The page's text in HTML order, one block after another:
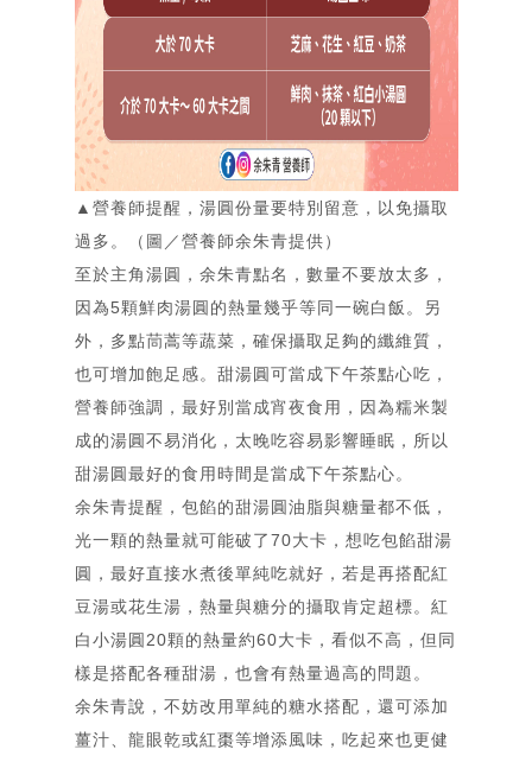
關「余」
部落格
相簿
Gallery
簡歷
Resume
合作洽談
Contact
▲營養師提醒，湯圓份量要特別留意，以免攝取
過多。（圖／營養師余朱青提供）
至於主角湯圓，余朱青點名，數量不要放太多，
因為5顆鮮肉湯圓的熱量幾乎等同一碗白飯。另
外，多點茼蒿等蔬菜，確保攝取足夠的纖維質，
也可增加飽足感。甜湯圓可當成下午茶點心吃，
營養師強調，最好別當成宵夜食用，因為糯米製
成的湯圓不易消化，太晚吃容易影響睡眠，所以
甜湯圓最好的食用時間是當成下午茶點心。
余朱青提醒，包餡的甜湯圓油脂與糖量都不低，
光一顆的熱量就可能破了70大卡，想吃包餡甜湯
圓，最好直接水煮後單純吃就好，若是再搭配紅
豆湯或花生湯，熱量與糖分的攝取肯定超標。紅
白小湯圓20顆的熱量約60大卡，看似不高，但同
樣是搭配各種甜湯，也會有熱量過高的問題。
余朱青說，不妨改用單純的糖水搭配，還可添加
薑汁、龍眼乾或紅棗等增添風味，吃起來也更健